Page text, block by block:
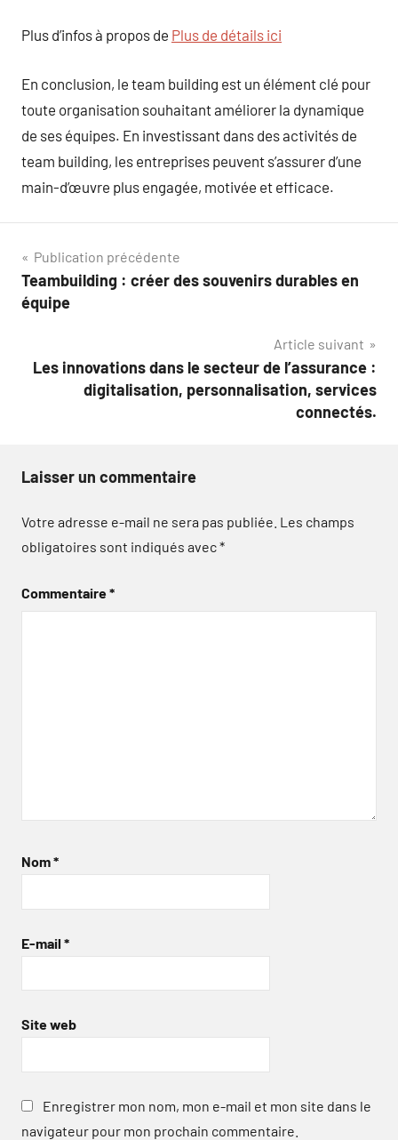
Plus d’infos à propos de Plus de détails ici
En conclusion, le team building est un élément clé pour
toute organisation souhaitant améliorer la dynamique
de ses équipes. En investissant dans des activités de
team building, les entreprises peuvent s’assurer d’une
main-d’œuvre plus engagée, motivée et efficace.
Navigation
de
Publication précédente
Teambuilding : créer des souvenirs durables en
équipe
Article suivant
Les innovations dans le secteur de l’assurance :
digitalisation, personnalisation, services
connectés.
Laisser un commentaire
Votre adresse e-mail ne sera pas publiée. Les champs
obligatoires sont indiqués avec*
Commentaire*
Nom*
E-mail *
Site web
Enregistrer mon nom, mon e-mail et mon site dans le
navigateur pour mon prochain commentaire.